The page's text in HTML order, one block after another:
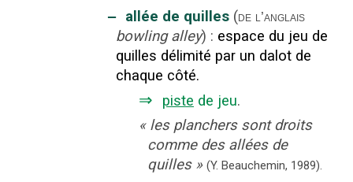
‒ allée de quilles (de l’anglais
bowling alley) : espace du jeu de
quilles délimité par un dalot de
chaque côté.
⇒ piste de jeu.
« les planchers sont droits
comme des allées de
quilles » (Y. Beauchemin, 1989).